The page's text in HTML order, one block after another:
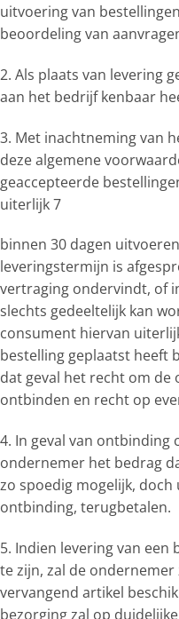
uitvoering van
beoordeling van
2. Als plaats van levering
aan het bedrijf kenbaar
3. Met inachtneming van
deze algemene
geaccepteerde
uiterlijk 7
binnen 30 dagen
leveringstermijn is
vertraging ondervindt, of
slechts gedeeltelijk kan
consument hiervan
bestelling geplaatst heeft
dat geval het recht om
ontbinden en recht op
4. In geval van ontbinding
ondernemer het bedrag
zo spoedig mogelijk,
ontbinding, terugbetalen.
5. Indien levering van
te zijn, zal de
vervangend artikel
bezorging zal op